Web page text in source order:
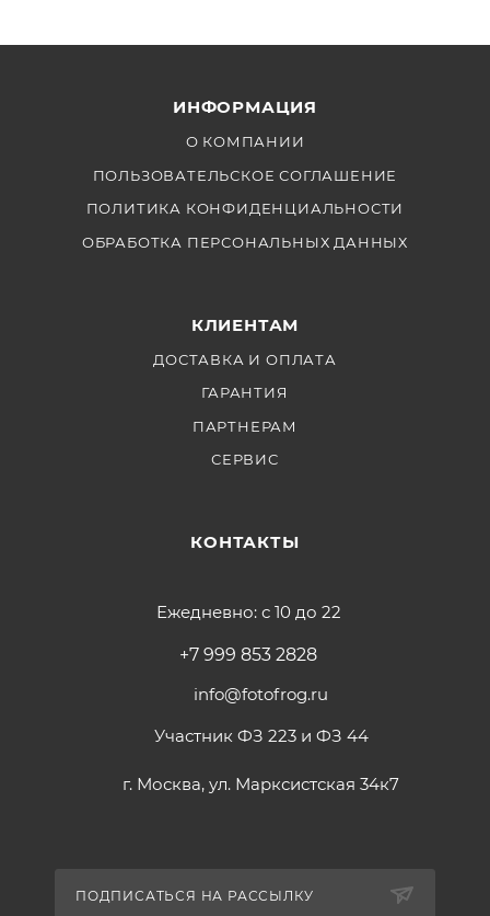
ИНФОРМАЦИЯ
О КОМПАНИИ
ПОЛЬЗОВАТЕЛЬСКОЕ СОГЛАШЕНИЕ
ПОЛИТИКА КОНФИДЕНЦИАЛЬНОСТИ
ОБРАБОТКА ПЕРСОНАЛЬНЫХ ДАННЫХ
КЛИЕНТАМ
ДОСТАВКА И ОПЛАТА
ГАРАНТИЯ
ПАРТНЕРАМ
СЕРВИС
КОНТАКТЫ
Ежедневно: с 10 до 22
+7 999 853 2828
info@fotofrog.ru
Участник ФЗ 223 и ФЗ 44
г. Москва, ул. Марксистская 34к7
ПОДПИСАТЬСЯ НА РАССЫЛКУ